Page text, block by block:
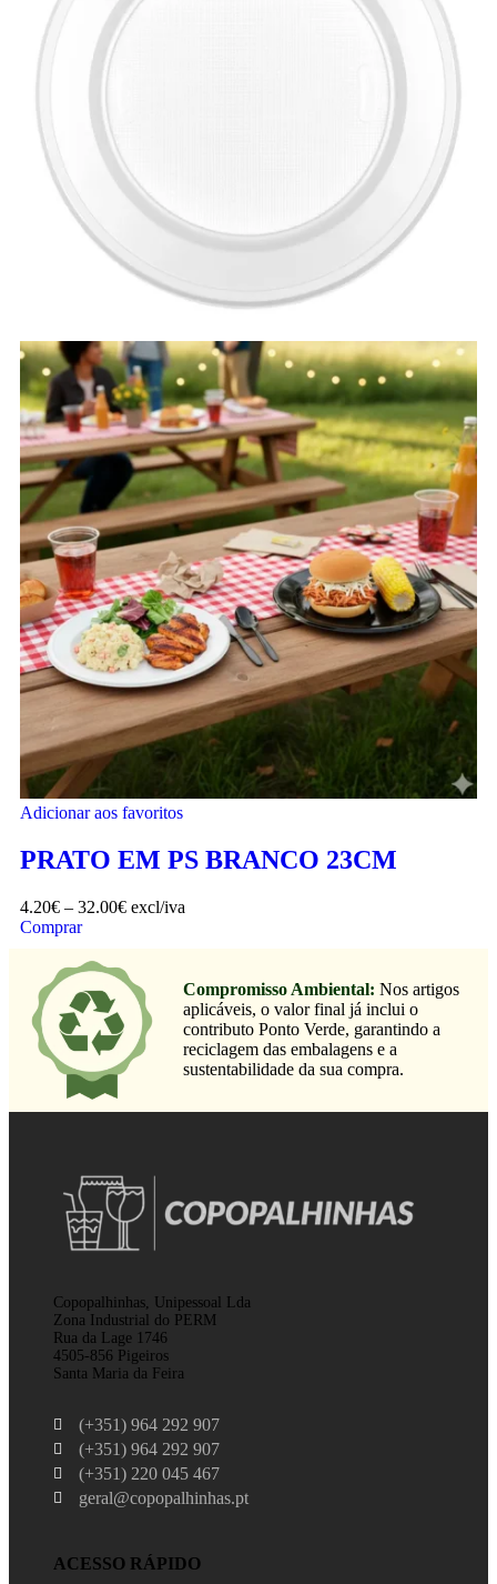
Adicionar aos favoritos
PRATO EM PS BRANCO 23CM
4.20€ – 32.00€ excl/iva
Comprar
Compromisso Ambiental: Nos artigos
aplicáveis, o valor final já inclui o
contributo Ponto Verde, garantindo a
reciclagem das embalagens e a
sustentabilidade da sua compra.
Copopalhinhas, Unipessoal Lda
Zona Industrial do PERM
Rua da Lage 1746
4505-856 Pigeiros
Santa Maria da Feira
(+351) 964 292 907
(+351) 964 292 907
(+351) 220 045 467
geral@copopalhinhas.pt
ACESSO RÁPIDO